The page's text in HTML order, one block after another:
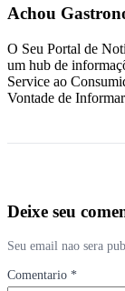
Achou
O Seu Portal de
um hub de
Service ao
Vontade de
Deixe seu
Seu email nao sera
Comentario *